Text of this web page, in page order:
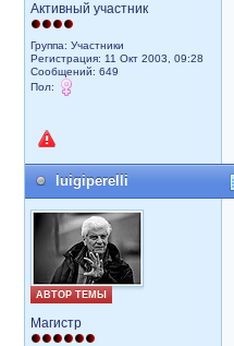
Активный участник
Группа: Участники
Регистрация: 11 Окт 2003, 09:28
Сообщений: 649
Пол:
luigiperelli
АВТОР ТЕМЫ
Магистр